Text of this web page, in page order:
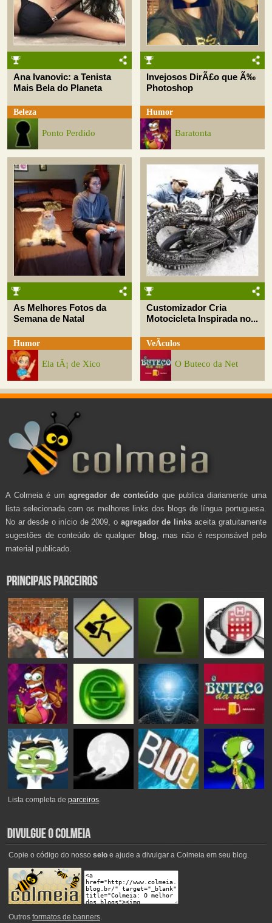
Ana Ivanovic: a Tenista
Mais Bela do Planeta
Beleza
Ponto Perdido
Invejosos DirÃ£o que Ã‰
Photoshop
Humor
Baratonta
As Melhores Fotos da
Semana de Natal
Humor
Ela tÃ¡ de Xico
Customizador Cria
Motocicleta Inspirada no...
VeÃ­culos
O Buteco da Net
A Colmeia é um agregador de conteúdo que publica diariamente uma
lista selecionada com os melhores links dos blogs de língua portuguesa.
No ar desde o início de 2009, o agregador de linksaceita gratuitamente
sugestões de conteúdo de qualquer blog , mas não é responsável pelo
material publicado.
Lista completa deparceiros.
Copie o código do nosso seloe ajude a divulgar a Colmeia em seu blog.
Outros formatos de banners.